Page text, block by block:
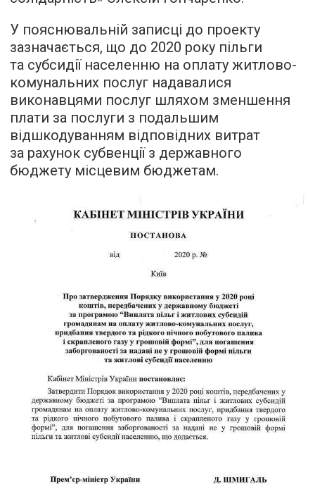
У пояснювальній записці до проекту
зазначається, що до 2020 року пільги
та субсидії населенню на оплату житлово-
комунальних послуг надавалися
виконавцями послуг шляхом зменшення
плати за послуги з подальшим
відшкодуванням відповідних витрат
за рахунок субвенції з державного
бюджету місцевим бюджетам.